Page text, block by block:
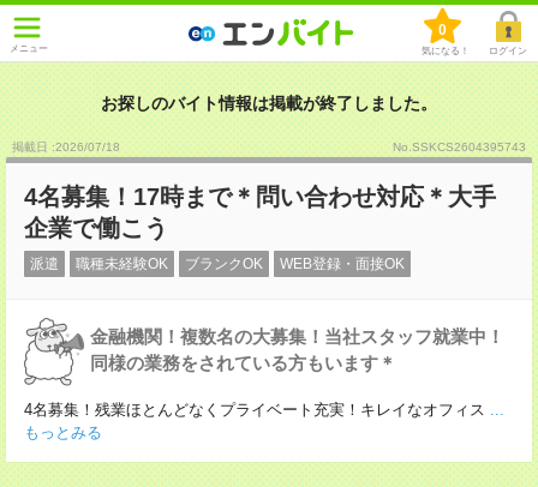
メニュー
0
気になる！ ログイン
お探しのバイト情報は掲載が終了しました。
掲載日 :2026/07/18 No.SSKCS2604395743
4名募集！17時まで＊問い合わせ対応＊大手
企業で働こう
派遣 職種未経験OK ブランクOK WEB登録・面接OK
金融機関！複数名の大募集！当社スタッフ就業中！
同様の業務をされている方もいます＊
4名募集！残業ほとんどなくプライベート充実！キレイなオフィス ...
もっとみる